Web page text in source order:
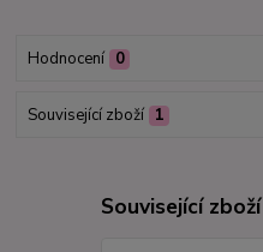
Hodnocení 0
Související zboží 1
Související zboží